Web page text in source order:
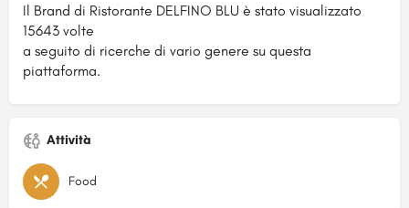
Il Brand di Ristorante DELFINO BLU è stato visualizzato
15643 volte
a seguito di ricerche di vario genere su questa
piattaforma.
Attività
Food